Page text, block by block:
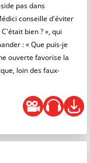
pas dans
conseille d'éviter
bien ? », qui
: « Que puis-je
ouverte favorise la
loin des faux-